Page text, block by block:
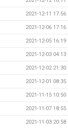
2021-12-11 17:56
2021-12-06 17:16
2021-12-05 16:19
2021-12-03 04:13
2021-12-02 21:30
2021-12-01 08:35
2021-11-15 10:50
2021-11-07 18:55
2021-11-03 20:58